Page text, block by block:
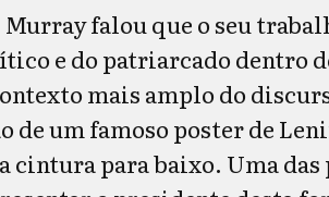
falou que o seu
e do patriarcado dentro
mais amplo do
de um famoso poster de
para baixo. Uma das